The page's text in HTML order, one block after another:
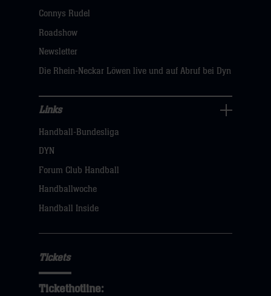
dann
hier
Connys Rudel
Roadshow
Newsletter
Die Rhein-Neckar Löwen live und auf Abruf bei Dyn
Navigation
öffnen,
dann
klicken
Links
Handball-Bundesliga
DYN
Forum Club Handball
Handballwoche
Handball Inside
Tickets
Tickethotline: